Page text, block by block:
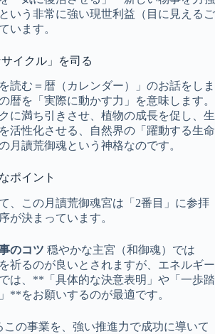
いう非常に強い現世利益（目に見えるご
います。
イクル」を司る
読む＝暦（カレンダー）」のお話をしま
暦を「実際に動かす力」を意味します。
に満ち引きさせ、植物の成長を促し、生
活性化させる、自然界の「躍動する生命
月讀荒御魂という神格なのです。
ポイント
、この月讀荒御魂宮は「2番目」に参拝
が決まっています。
のコツ 穏やかな主宮（和御魂）では
祈るのが良いとされますが、エネルギー
は、**「具体的な決意表明」や「一歩踏
**をお願いするのが最適です。
この事業を、強い推進力で成功に導いて